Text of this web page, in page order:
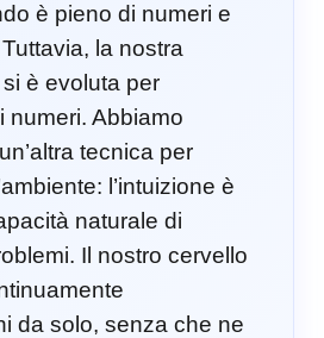
è pieno di numeri e
la nostra
è evoluta per
numeri. Abbiamo
tecnica per
l’intuizione è
naturale di
Il nostro cervello
da solo, senza che ne